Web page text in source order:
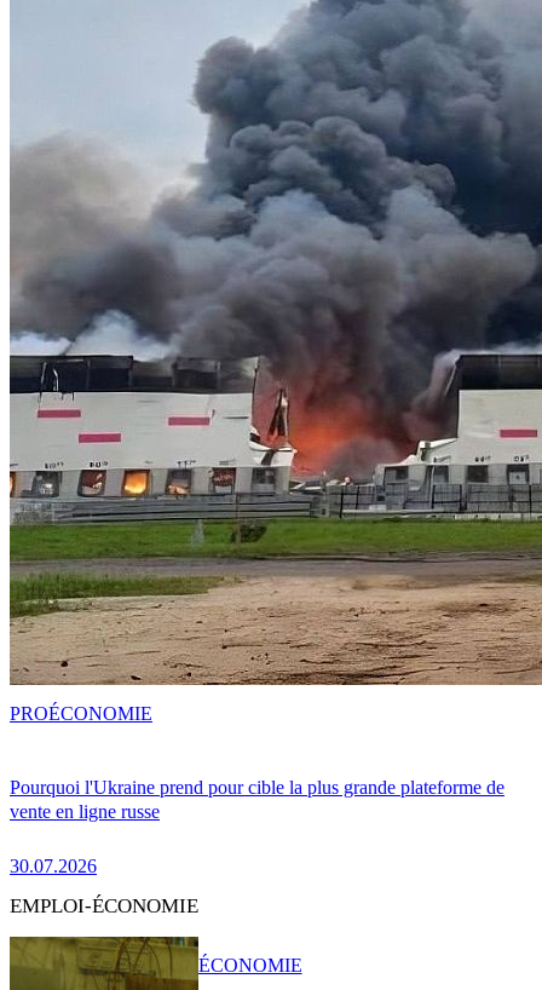
Pourquoi l'Ukraine prend pour cible la plus grande plateforme de
vente en ligne russe
30.07.2026
PROÉCONOMIE
EMPLOI-ÉCONOMIE
ÉCONOMIE